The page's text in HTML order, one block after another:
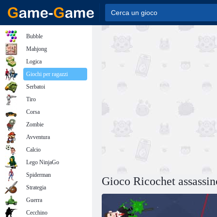
Gioco Ricochet
Bubble
Mahjong
Logica
Giochi per ragazzi
Serbatoi
Tiro
Corsa
Zombie
Avventura
Calcio
Lego NinjaGo
Spiderman
Strategia
Guerra
Cecchino